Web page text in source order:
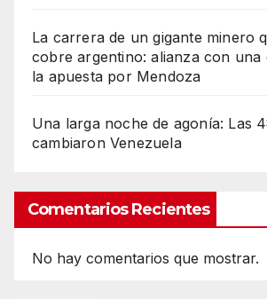
La carrera de un gigante minero
cobre argentino: alianza con una
la apuesta por Mendoza
Una larga noche de agonía: Las
cambiaron Venezuela
Comentarios Recientes
No hay comentarios que mostrar.